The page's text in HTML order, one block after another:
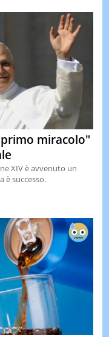
miracolo"
XIV è avvenuto un
è successo.